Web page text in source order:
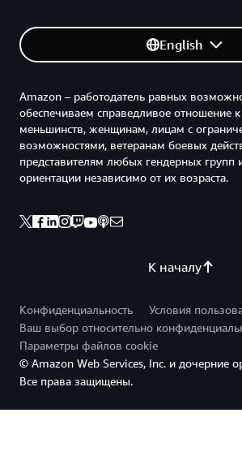
English
К началу
Amazon – работодатель равных
обеспечиваем справедливое отношение к
меньшинств, женщинам, лицам с
возможностями, ветеранам боевых
представителям любых гендерных групп
ориентации независимо от их возраста.
Конфиденциальность
Условия
Ваш выбор относительно
Параметры файлов cookie
© Amazon Web Services, Inc. и дочерние
Все права защищены.